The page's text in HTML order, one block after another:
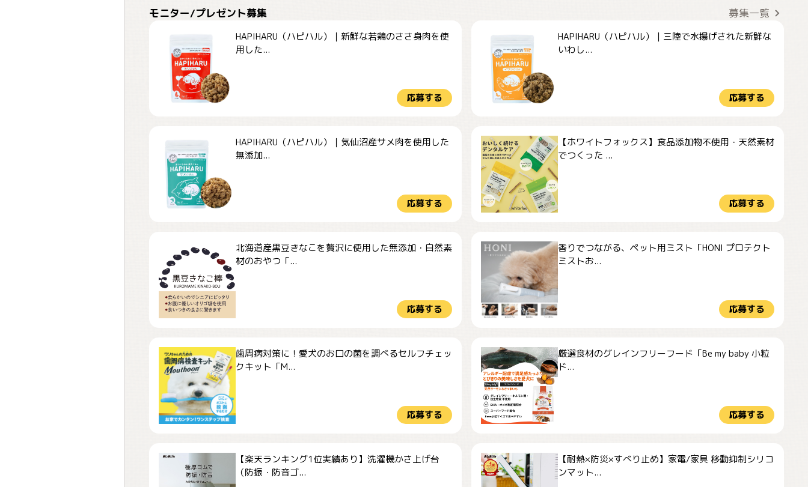
モニター/プレゼント募集 募集一覧
HAPIHARU（ハピハル）｜新鮮な若鶏のささ身肉を使
用した...
応募する
HAPIHARU（ハピハル）｜三陸で水揚げされた新鮮な
いわし...
応募する
HAPIHARU（ハピハル）｜気仙沼産サメ肉を使用した
無添加...
応募する
【ホワイトフォックス】食品添加物不使用・天然素材
でつくった ...
応募する
北海道産黒豆きなこを贅沢に使用した無添加・自然素
材のおやつ「...
応募する
香りでつながる、ペット用ミスト「HONI プロテクト
ミストお...
応募する
歯周病対策に！愛犬のお口の菌を調べるセルフチェッ
クキット「M...
応募する
厳選食材のグレインフリーフード「Be my baby 小粒
ド...
応募する
【楽天ランキング1位実績あり】洗濯機かさ上げ台
（防振・防音ゴ...
【耐熱×防災×すべり止め】家電/家具 移動抑制シリコ
ンマット...